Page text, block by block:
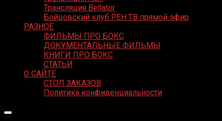
Трансляция Bellator
Бойцовский клуб РЕН ТВ прямой эфир
РАЗНОЕ
ФИЛЬМЫ ПРО БОКС
ДОКУМЕНТАЛЬНЫЕ ФИЛЬМЫ
КНИГИ ПРО БОКС
СТАТЬИ
О САЙТЕ
СТОЛ ЗАКАЗОВ
Политика конфиденциальности